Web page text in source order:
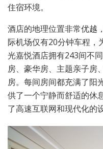
住宿环境。
酒店的地理位置非常优越
际机场仅有20分钟车程，
光嘉悦酒店拥有243间不
房、豪华房、主题亲子房
房。每间房间都充满了阳
供了一个宁静而舒适的休
了高速互联网和现代化的设